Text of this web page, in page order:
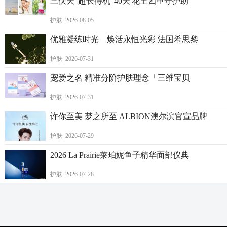
护肤 2026-08-05
优雅凝练时光 焕活永恒光彩 法国希思黎
护肤 2026-07-31
宠爱之名 精准分阶护肤理念「三维宝贝
护肤 2026-07-31
许你至美 梦之所至 ALBION澳尔滨官宣品牌
护肤 2026-07-29
2026 La Prairie莱珀妮鱼子精华面部仪典
护肤 2026-07-28